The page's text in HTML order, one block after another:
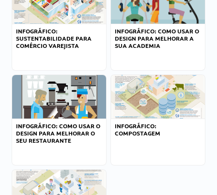
INFOGRÁFICO:
SUSTENTABILIDADE PARA
COMÉRCIO VAREJISTA
INFOGRÁFICO: COMO USAR O
DESIGN PARA MELHORAR A
SUA ACADEMIA
INFOGRÁFICO: COMO USAR O
DESIGN PARA MELHORAR O
SEU RESTAURANTE
INFOGRÁFICO:
COMPOSTAGEM